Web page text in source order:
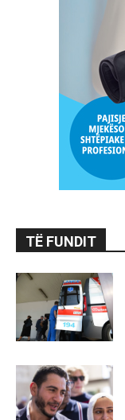
TË FUNDIT